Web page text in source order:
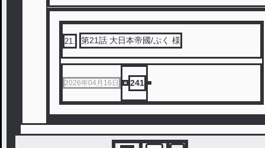
21 第21話 大日本帝國/ぷく 様
2026年04月16日 241